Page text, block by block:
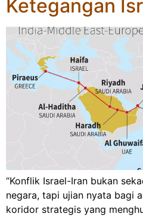
Ketegangan
“Konflik Israel-Iran bukan
negara, tapi ujian nyata bagi
koridor strategis yang